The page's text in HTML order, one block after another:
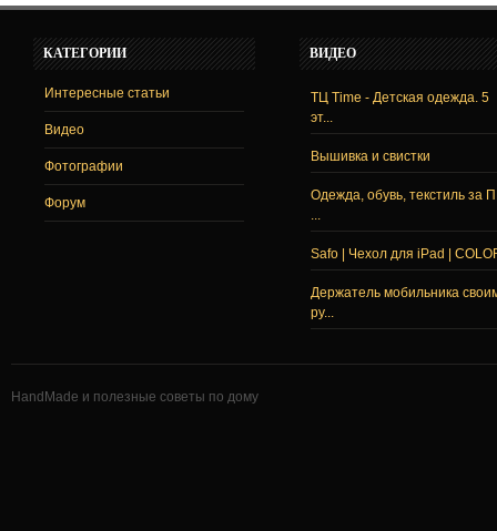
КАТЕГОРИИ
Интересные статьи
Видео
Фотографии
Форум
ВИДЕО
ТЦ Time - Детская одежда. 5
эт...
Вышивка и свистки
Одежда, обувь, текстиль за
...
Safo | Чехол для iPad |
Держатель мобильника
ру...
HandMade и полезные советы по дому